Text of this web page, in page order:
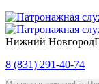
Нижний Новгород
8 (831) 291-40-74